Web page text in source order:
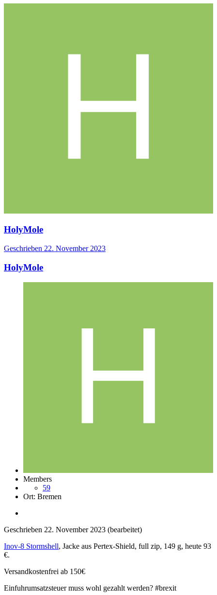
HolyMole
Geschrieben 22. November 2023
HolyMole
Members
59
Ort: Bremen
Geschrieben 22. November 2023 (bearbeitet)
Inov-8 Stormshell, Jacke aus Pertex-Shield, full zip, 149 g, heute 93
€.
Versandkostenfrei ab 150€
Einfuhrumsatzsteuer muss wohl gezahlt werden? #brexit